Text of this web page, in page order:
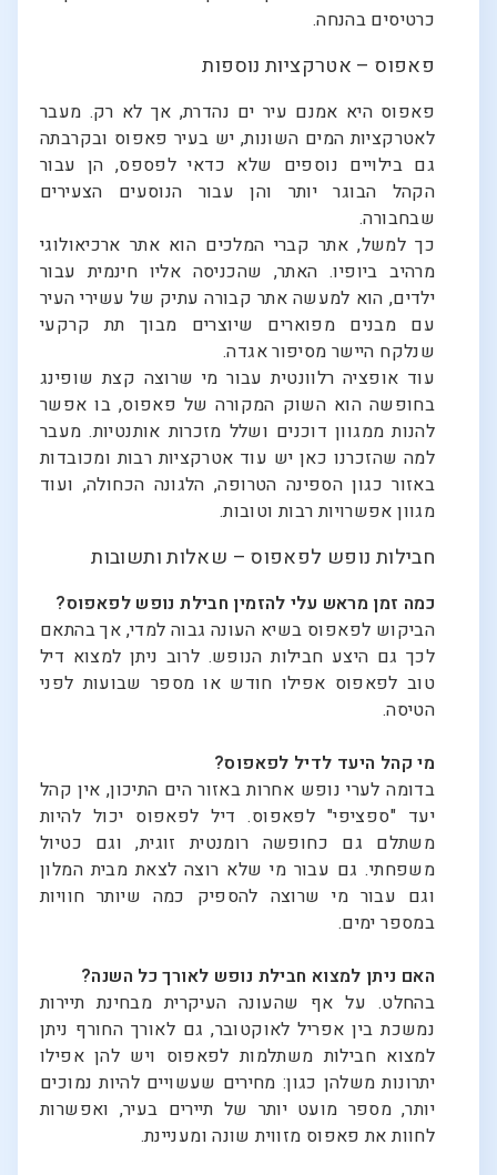
כרטיסים בהנחה.
פאפוס – אטרקציות נוספות
פאפוס היא אמנם עיר ים נהדרת, אך לא רק. מעבר
לאטרקציות המים השונות, יש בעיר פאפוס ובקרבתה
גם בילויים נוספים שלא כדאי לפספס, הן עבור
הקהל הבוגר יותר והן עבור הנוסעים הצעירים
שבחבורה.
כך למשל, אתר קברי המלכים הוא אתר ארכיאולוגי
מרהיב ביופיו. האתר, שהכניסה אליו חינמית עבור
ילדים, הוא למעשה אתר קבורה עתיק של עשירי העיר
עם מבנים מפוארים שיוצרים מבוך תת קרקעי
שנלקח היישר מסיפור אגדה.
עוד אופציה רלוונטית עבור מי שרוצה קצת שופינג
בחופשה הוא השוק המקורה של פאפוס, בו אפשר
להנות ממגוון דוכנים ושלל מזכרות אותנטיות. מעבר
למה שהזכרנו כאן יש עוד אטרקציות רבות ומכובדות
באזור כגון הספינה הטרופה, הלגונה הכחולה, ועוד
מגוון אפשרויות רבות וטובות.
חבילות נופש לפאפוס – שאלות ותשובות
כמה זמן מראש עלי להזמין חבילת נופש לפאפוס?
הביקוש לפאפוס בשיא העונה גבוה למדי, אך בהתאם
לכך גם היצע חבילות הנופש. לרוב ניתן למצוא דיל
טוב לפאפוס אפילו חודש או מספר שבועות לפני
הטיסה.
מי קהל היעד לדיל לפאפוס?
בדומה לערי נופש אחרות באזור הים התיכון, אין קהל
יעד "ספציפי" לפאפוס. דיל לפאפוס יכול להיות
משתלם גם כחופשה רומנטית זוגית, וגם כטיול
משפחתי. גם עבור מי שלא רוצה לצאת מבית המלון
וגם עבור מי שרוצה להספיק כמה שיותר חוויות
במספר ימים.
האם ניתן למצוא חבילת נופש לאורך כל השנה?
בהחלט. על אף שהעונה העיקרית מבחינת תיירות
נמשכת בין אפריל לאוקטובר, גם לאורך החורף ניתן
למצוא חבילות משתלמות לפאפוס ויש להן אפילו
יתרונות משלהן כגון: מחירים שעשויים להיות נמוכים
יותר, מספר מועט יותר של תיירים בעיר, ואפשרות
לחוות את פאפוס מזווית שונה ומעניינת.